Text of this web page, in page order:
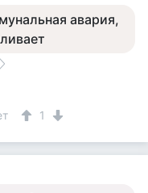
авария,
1